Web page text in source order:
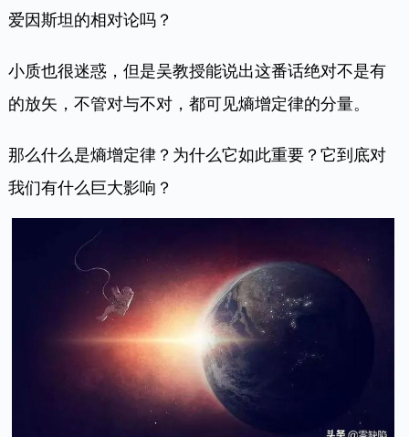
爱因斯坦的相对论吗？
小质也很迷惑，但是吴教授能说出这番话绝对不是有
的放矢，不管对与不对，都可见熵增定律的分量。
那么什么是熵增定律？为什么它如此重要？它到底对
我们有什么巨大影响？